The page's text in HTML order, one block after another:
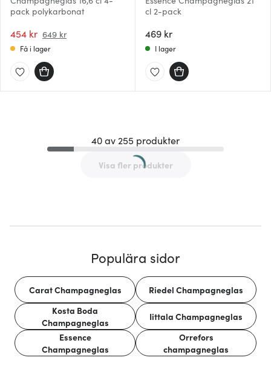
pack polykarbonat
454 kr 649 kr
Få i lager
cl 2-pack
469 kr
I lager
40 av 255 produkter
Visa fler produkter
Populära sidor
Carat Champagneglas
Riedel Champagneglas
Kosta Boda
Champagneglas
Iittala Champagneglas
Essence
Champagneglas
Orrefors
champagneglas